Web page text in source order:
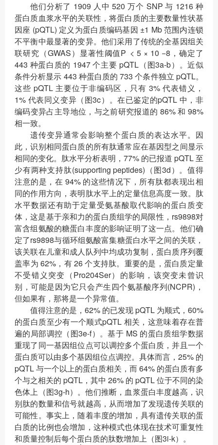
他们分析了 1909 人中 520 万个 SNP 与 1216 种
蛋白质血浆水平的关联性，将蛋白质的主要数量性状基
因座 (pQTL) 定义为蛋白质编码基因 ±1 Mb 范围内连锁
不平衡中最显著的变异。他们采用了传统的全基因组关
联研究（GWAS）显著性阈值P < 5 × 10 −8，确定了
443 种蛋白质的 1947 个主要 pQTL（图3a-b）。近似
条件分析显示 443 种蛋白质的 733 个条件独立 pQTL。
这些 pQTL 主要位于非编码区，只有 3% 代表错义，
1% 代表同义变异（图3c）。在已鉴定的pQTL 中，非
编码变异占主导地位，与之前研究报道的 86% 和 98%
相一致。
遗传变异通常会影响整个蛋白质的表达水平。因
此，识别相同蛋白质的所有肽通常应在基因型之间显示
相同的变化。肽水平分析表明，77% 的已报道 pQTL 至
少有两种支持肽(supporting peptides)（图3d）。值得
注意的是，在 94% 的这些情况下，所有肽都表现出相
同的作用方向，表明肽水平上的定量信息高度一致。肽
水平数据还有助于定量受氨基酸取代影响的蛋白质变
体，这是基于亲和力的蛋白质组学的局限性，rs9898对
富含组氨酸的糖蛋白丰度的影响证明了这一点。他们确
定了rs9898与循环组氨酸富集糖蛋白水平之间的关联，
该关联在儿童和成人队列中均成功复制，蛋白质序列覆
盖率为 62%，有 26 个支持肽。重要的是，蛋白质定量
不受错义突变（Pro204Ser）的影响，该突变未曾识
别，可能是因为它只会产生四个氨基酸序列(NCPR)，
但如果有，那将是一个异常值。
值得注意的是，62% 的已发现 pQTL 为顺式，60%
的蛋白质至少有一个顺式pQTL 相关，这意味着存在普
遍的局部调控（图3e-f）。基于 MS 的蛋白质组学数据
重现了同一基因组位点可以调控多个蛋白质，并且一个
蛋白质可以由多个基因组位点调控。具体而言，25% 的
pQTL 与一个以上的蛋白质相关，而 64% 的蛋白质有多
个与之相关的 pQTL，其中 26% 的 pQTL 位于不同的染
色体上（图3g-h）。他们推断，血浆蛋白丰度越高，识
别肽的数量和信号就越高，从而增加了发现遗传关联的
可能性。事实上，随着丰度的增加，具有遗传关联的蛋
白质的比例也会增加，这种模式也体现在技术可重复性
和质量控制后每个蛋白质的肽数增加上（图3i-k）。